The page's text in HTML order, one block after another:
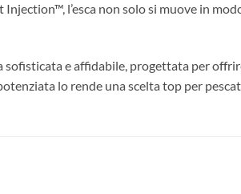
l’esca non solo si muove in
sofisticata e affidabile, progettata per
lo rende una scelta top per